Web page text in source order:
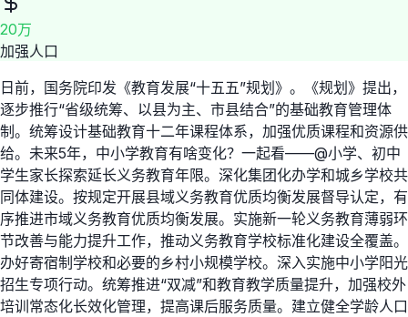
20万
加强人口
日前，国务院印发《教育发展“十五五”规划》。《规划》提出，
逐步推行“省级统筹、以县为主、市县结合”的基础教育管理体
制。统筹设计基础教育十二年课程体系，加强优质课程和资源供
给。未来5年，中小学教育有啥变化？一起看——@小学、初中
学生家长探索延长义务教育年限。深化集团化办学和城乡学校共
同体建设。按规定开展县域义务教育优质均衡发展督导认定，有
序推进市域义务教育优质均衡发展。实施新一轮义务教育薄弱环
节改善与能力提升工作，推动义务教育学校标准化建设全覆盖。
办好寄宿制学校和必要的乡村小规模学校。深入实施中小学阳光
招生专项行动。统筹推进“双减”和教育教学质量提升，加强校外
培训常态化长效化管理，提高课后服务质量。建立健全学龄人口